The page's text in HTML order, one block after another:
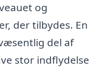
og
der tilbydes. En
del af
stor indflydelse